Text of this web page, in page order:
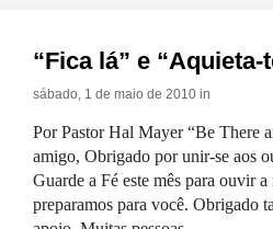
“Fica lá” e “Aquieta-
sábado, 1 de maio de 2010 in
Por Pastor Hal Mayer “Be There
amigo, Obrigado por unir-se aos
Guarde a Fé este mês para ouvir a
preparamos para você. Obrigado